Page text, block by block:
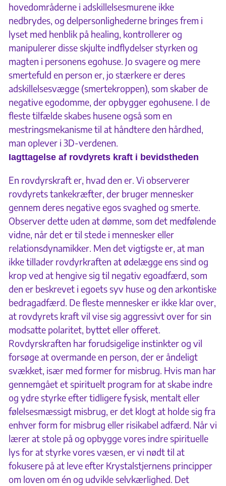
hovedområderne i adskillelsesmurene ikke
nedbrydes, og delpersonlighederne bringes frem i
lyset med henblik på healing, kontrollerer og
manipulerer disse skjulte indflydelser styrken og
magten i personens egohuse. Jo svagere og mere
smertefuld en person er, jo stærkere er deres
adskillelsesvægge (smertekroppen), som skaber de
negative egodomme, der opbygger egohusene. I de
fleste tilfælde skabes husene også som en
mestringsmekanisme til at håndtere den hårdhed,
man oplever i 3D-verdenen.
Iagttagelse af rovdyrets kraft i bevidstheden
En rovdyrskraft er, hvad den er. Vi observerer
rovdyrets tankekræfter, der bruger mennesker
gennem deres negative egos svaghed og smerte.
Observer dette uden at dømme, som det medfølende
vidne, når det er til stede i mennesker eller
relationsdynamikker. Men det vigtigste er, at man
ikke tillader rovdyrkraften at ødelægge ens sind og
krop ved at hengive sig til negativ egoadfærd, som
den er beskrevet i egoets syv huse og den arkontiske
bedragadfærd. De fleste mennesker er ikke klar over,
at rovdyrets kraft vil vise sig aggressivt over for sin
modsatte polaritet, byttet eller offeret.
Rovdyrskraften har forudsigelige instinkter og vil
forsøge at overmande en person, der er åndeligt
svækket, især med former for misbrug. Hvis man har
gennemgået et spirituelt program for at skabe indre
og ydre styrke efter tidligere fysisk, mentalt eller
følelsesmæssigt misbrug, er det klogt at holde sig fra
enhver form for misbrug eller risikabel adfærd. Når vi
lærer at stole på og opbygge vores indre spirituelle
lys for at styrke vores væsen, er vi nødt til at
fokusere på at leve efter Krystalstjernens principper
om loven om én og udvikle selvkærlighed. Det